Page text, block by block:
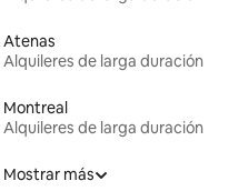
Atenas
Alquileres de larga duración
Montreal
Alquileres de larga duración
Mostrar más